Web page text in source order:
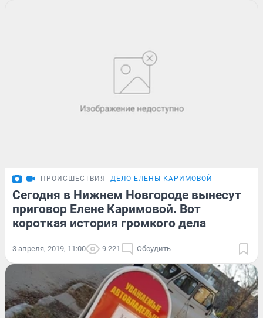
ПРОИСШЕСТВИЯ ДЕЛО ЕЛЕНЫ КАРИМОВОЙ
Сегодня в Нижнем Новгороде вынесут
приговор Елене Каримовой. Вот
короткая история громкого дела
3 апреля, 2019, 11:00 9 221 Обсудить